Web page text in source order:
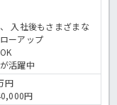
入社後もさまざまな
ーアップ
活躍中
円
円